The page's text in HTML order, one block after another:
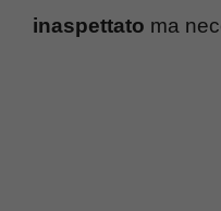
inaspettato ma